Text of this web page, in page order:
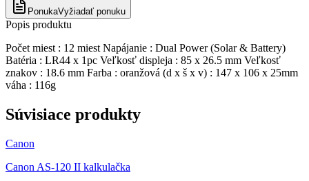
PonukaVyžiadať ponuku
Popis produktu
Počet miest : 12 miest Napájanie : Dual Power (Solar & Battery)
Batéria : LR44 x 1pc Veľkosť displeja : 85 x 26.5 mm Veľkosť
znakov : 18.6 mm Farba : oranžová (d x š x v) : 147 x 106 x 25mm
váha : 116g
Súvisiace produkty
Canon
Canon AS-120 II kalkulačka